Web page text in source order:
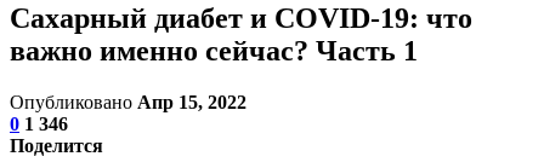
Сахарный диабет и COVID-19: что
важно именно сейчас? Часть 1
Опубликовано Апр 15, 2022
0 1 346
Поделится